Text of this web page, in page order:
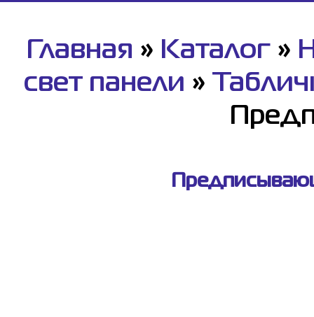
Главная » Каталог »
свет панели »